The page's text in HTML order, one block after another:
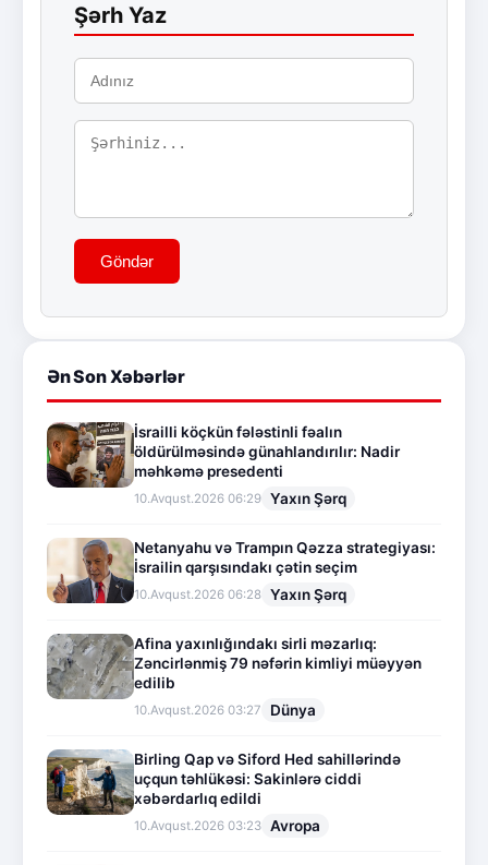
Şərh Yaz
Göndər
Ən Son Xəbərlər
İsrailli köçkün fələstinli fəalın
öldürülməsində günahlandırılır: Nadir
məhkəmə presedenti
10.Avqust.2026 06:29 Yaxın Şərq
Netanyahu və Trampın Qəzza strategiyası:
İsrailin qarşısındakı çətin seçim
10.Avqust.2026 06:28 Yaxın Şərq
Afina yaxınlığındakı sirli məzarlıq:
Zəncirlənmiş 79 nəfərin kimliyi müəyyən
edilib
10.Avqust.2026 03:27 Dünya
Birling Qap və Siford Hed sahillərində
uçqun təhlükəsi: Sakinlərə ciddi
xəbərdarlıq edildi
10.Avqust.2026 03:23 Avropa